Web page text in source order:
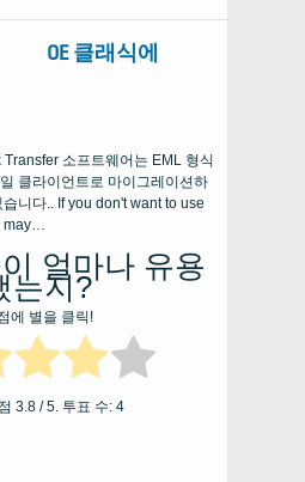
OE 클래식에
소프트웨어는 EML 형식
클라이언트로 마이그레이션하
습니다.. If you don't want to use
may…
얼마나 유용
는지?
에 별을 클릭!
3.8/ 5. 투표 수: 4